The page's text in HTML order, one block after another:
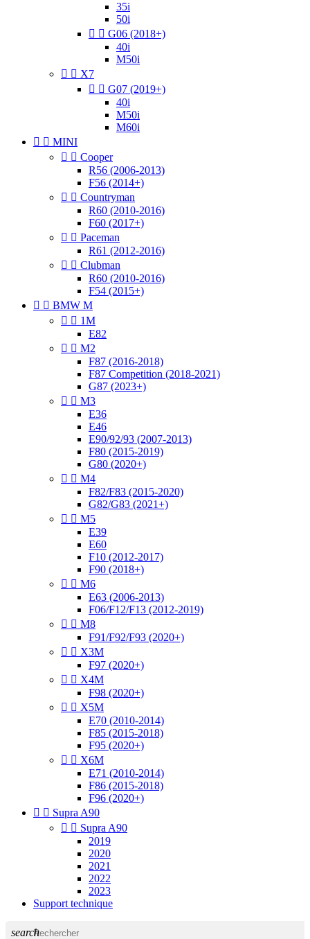
35i
50i
  G06 (2018+)
40i
M50i
  X7
  G07 (2019+)
40i
M50i
M60i
  MINI
  Cooper
R56 (2006-2013)
F56 (2014+)
  Countryman
R60 (2010-2016)
F60 (2017+)
  Paceman
R61 (2012-2016)
  Clubman
R60 (2010-2016)
F54 (2015+)
  BMW M
  1M
E82
  M2
F87 (2016-2018)
F87 Competition (2018-2021)
G87 (2023+)
  M3
E36
E46
E90/92/93 (2007-2013)
F80 (2015-2019)
G80 (2020+)
  M4
F82/F83 (2015-2020)
G82/G83 (2021+)
  M5
E39
E60
F10 (2012-2017)
F90 (2018+)
  M6
E63 (2006-2013)
F06/F12/F13 (2012-2019)
  M8
F91/F92/F93 (2020+)
  X3M
F97 (2020+)
  X4M
F98 (2020+)
  X5M
E70 (2010-2014)
F85 (2015-2018)
F95 (2020+)
  X6M
E71 (2010-2014)
F86 (2015-2018)
F96 (2020+)
  Supra A90
  Supra A90
2019
2020
2021
2022
2023
Support technique
search